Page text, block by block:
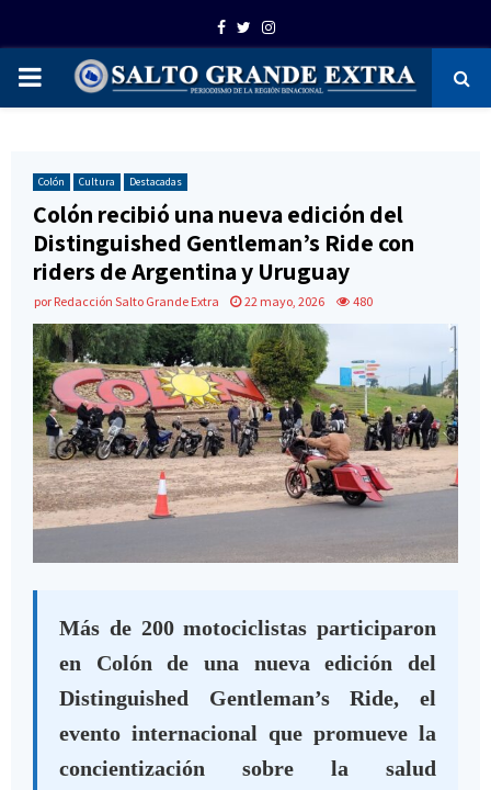
Facebook
TwitterInstagram
PRIMARY
Colón Cultura Destacadas
Colón recibió una nueva edición del
Distinguished Gentleman’s Ride con
riders de Argentina y Uruguay
por Redacción Salto Grande Extra 22 mayo, 2026 480
Más de 200 motociclistas participaron
en Colón de una nueva edición del
Distinguished Gentleman’s Ride, el
evento internacional que promueve la
concientización sobre la salud